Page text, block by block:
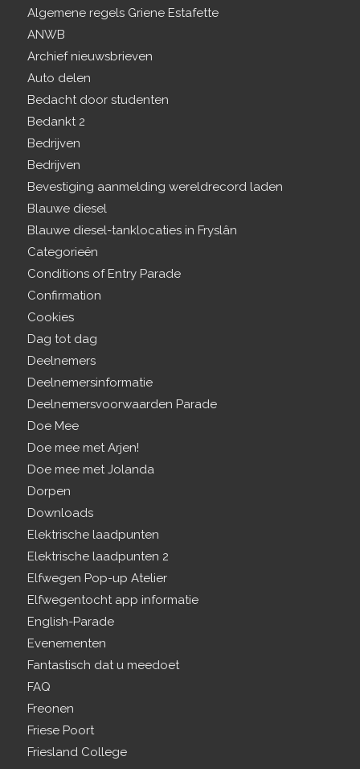
Algemene regels Griene Estafette
ANWB
Archief nieuwsbrieven
Auto delen
Bedacht door studenten
Bedankt 2
Bedrijven
Bedrijven
Bevestiging aanmelding wereldrecord laden
Blauwe diesel
Blauwe diesel-tanklocaties in Fryslân
Categorieën
Conditions of Entry Parade
Confirmation
Cookies
Dag tot dag
Deelnemers
Deelnemersinformatie
Deelnemersvoorwaarden Parade
Doe Mee
Doe mee met Arjen!
Doe mee met Jolanda
Dorpen
Downloads
Elektrische laadpunten
Elektrische laadpunten 2
Elfwegen Pop-up Atelier
Elfwegentocht app informatie
English-Parade
Evenementen
Fantastisch dat u meedoet
FAQ
Freonen
Friese Poort
Friesland College